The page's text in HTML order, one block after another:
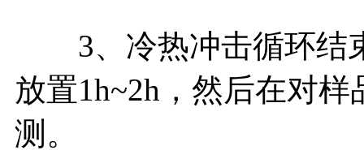
3、冷热冲击循环结
放置1h~2h，然后在对
测。